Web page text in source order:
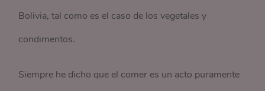
Bolivia, tal como es el caso de los vegetales y
condimentos.
Siempre he dicho que el comer es un acto puramente